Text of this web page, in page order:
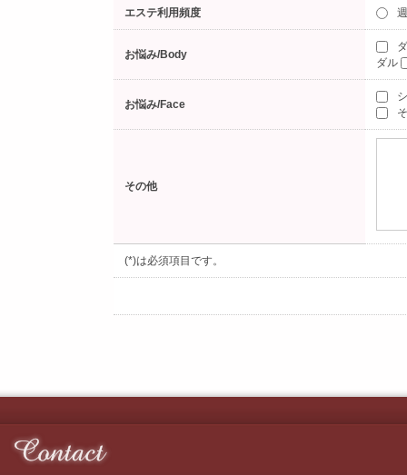
エステ利用頻度
お悩み/Body
ダル
お悩み/Face
その他
(*)は必須項目です。